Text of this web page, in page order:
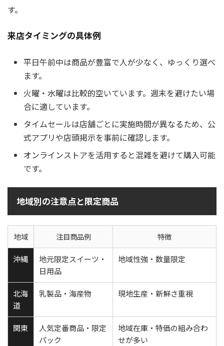
す。
来店タイミングの具体例
平日午前中は商品が豊富で人が少なく、ゆっくり選べ
ます。
火曜・水曜は比較的空いています。週末を避けたい場
合に適しています。
タイムセールは店舗ごとに実施時間が異なるため、公
式アプリや店頭掲示を事前に確認します。
オンラインストアを活用すると混雑を避けて購入可能
です。
地域別の注意点と限定商品
地域 注目商品例 特徴
沖縄
地元限定スイーツ・
日用品
地域性強・数量限定
北海
道
乳製品・海産物 現地生産・新鮮さ重視
関東
人気定番商品・限定
パック
地域在庫・特価の組み合わ
せが多い